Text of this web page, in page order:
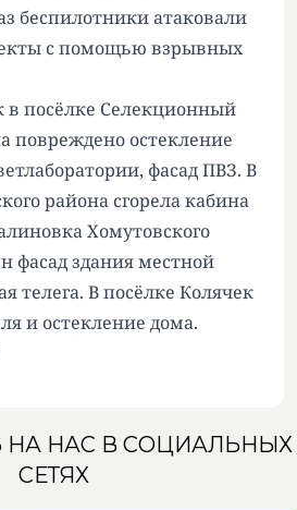
беспилотники атаковали
с помощью взрывных
в посёлке Селекционный
повреждено остекление
фасад ПВЗ. В
района сгорела кабина
Хомутовского
фасад здания местной
телега. В посёлке Колячек
и остекление дома.
НАС В СОЦИАЛЬНЫХ
СЕТЯХ